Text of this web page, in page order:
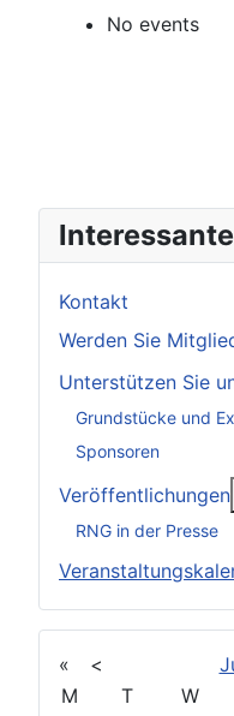
No events
Kontakt
Werden Sie
Unterstützen Sie
Grundstücke und
Sponsoren
Veröffentlichungen
RNG in der Presse
« <
M
T W